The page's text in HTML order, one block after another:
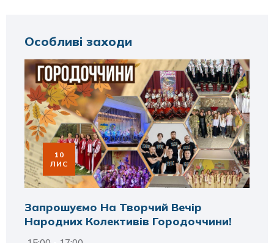
Особливі заходи
10
ЛИС
Запрошуємо На Творчий Вечір
Народних Колективів Городоччини!